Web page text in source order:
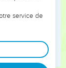
Tombez sur
Qui peut vivre
service de